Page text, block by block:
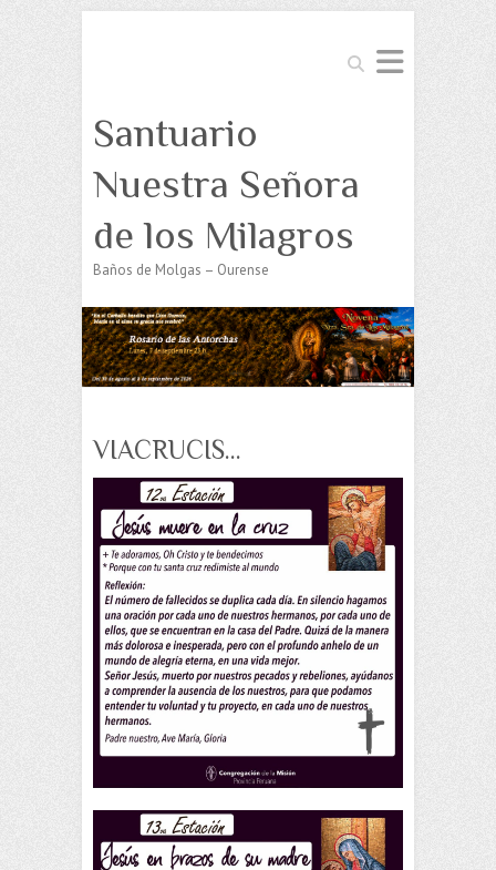
Buscar
Santuario
Nuestra Señora
de los Milagros
Baños de Molgas – Ourense
VIACRUCIS…